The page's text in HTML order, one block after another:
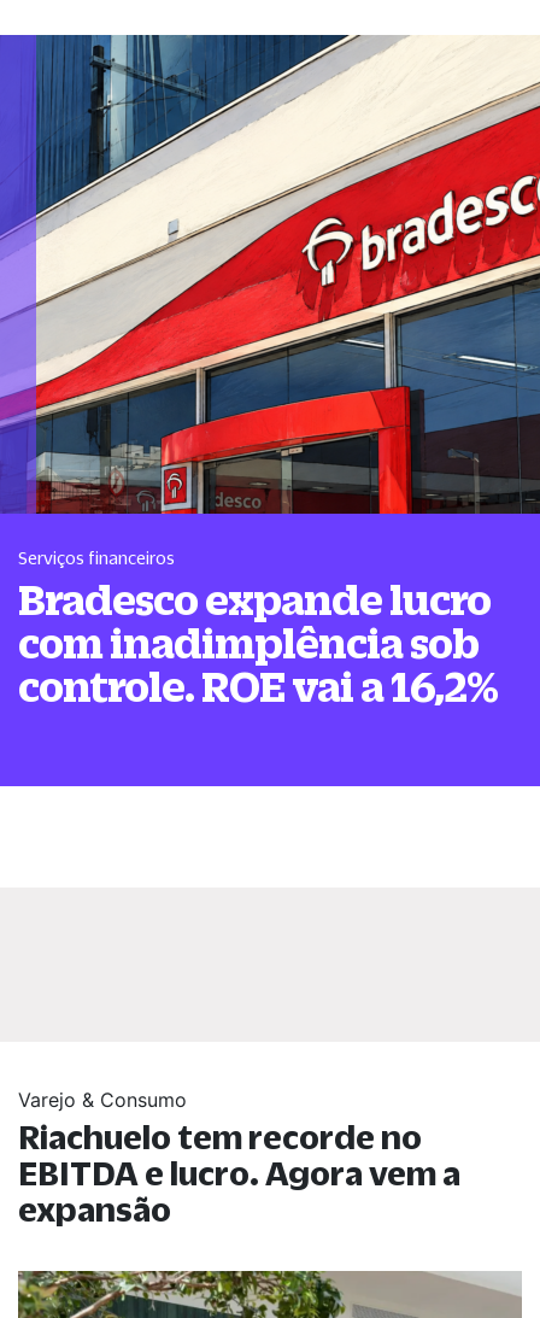
Serviços financeiros
Bradesco expande lucro
com inadimplência sob
controle. ROE vai a 16,2%
Varejo & Consumo
Riachuelo tem recorde no
EBITDA e lucro. Agora vem a
expansão